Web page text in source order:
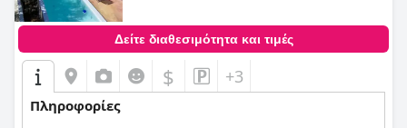
Δείτε διαθεσιμότητα και τιμές
$ +3
Πληροφορίες